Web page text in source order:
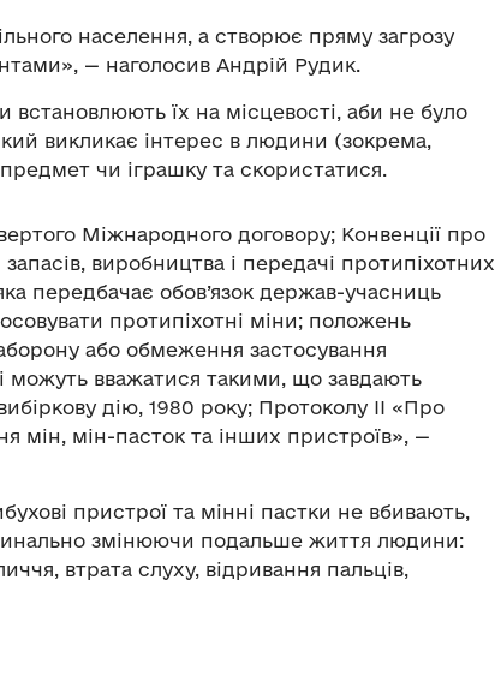
населення, а створює пряму загрозу
— наголосив Андрій Рудик.
встановлюють їх на місцевості, аби не було
викликає інтерес в людини (зокрема,
чи іграшку та скористатися.
Міжнародного договору; Конвенції про
виробництва і передачі протипіхотних
передбачає обов’язок держав-учасниць
протипіхотні міни; положень
або обмеження застосування
можуть вважатися такими, що завдають
дію, 1980 року; Протоколу ІІ «Про
мін, мін-пасток та інших пристроїв», —
пристрої та мінні пастки не вбивають,
змінюючи подальше життя людини:
втрата слуху, відривання пальців,